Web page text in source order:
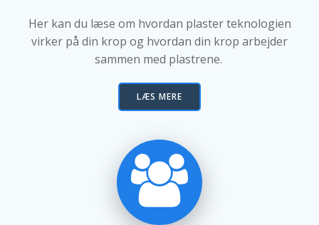
Her kan du læse om hvordan plaster teknologien
virker på din krop og hvordan din krop arbejder
sammen med plastrene.
LÆS MERE